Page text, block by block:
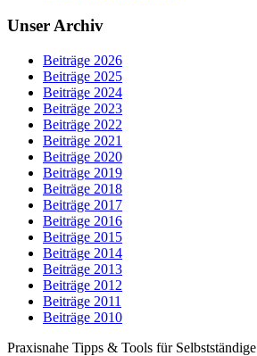
Unser Archiv
Beiträge 2026
Beiträge 2025
Beiträge 2024
Beiträge 2023
Beiträge 2022
Beiträge 2021
Beiträge 2020
Beiträge 2019
Beiträge 2018
Beiträge 2017
Beiträge 2016
Beiträge 2015
Beiträge 2014
Beiträge 2013
Beiträge 2012
Beiträge 2011
Beiträge 2010
Praxisnahe Tipps & Tools für Selbstständige